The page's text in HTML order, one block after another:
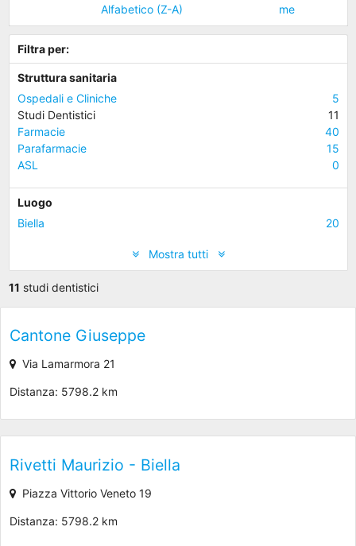
Alfabetico (Z-A)
me
Filtra per:
Struttura sanitaria
Ospedali e Cliniche
5
Studi Dentistici
11
Farmacie
40
Parafarmacie
15
ASL
0
Luogo
Biella
20
Mostra tutti
11 studi dentistici
Cantone Giuseppe
Via Lamarmora 21
Distanza: 5798.2 km
Rivetti Maurizio - Biella
Piazza Vittorio Veneto 19
Distanza: 5798.2 km